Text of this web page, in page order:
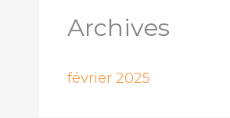
Archives
février 2025